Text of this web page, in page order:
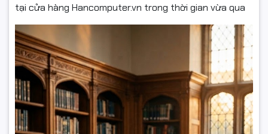
tại cửa hàng Hancomputer.vn trong thời gian vừa qua